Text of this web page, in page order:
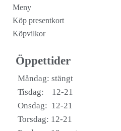
Meny
Köp presentkort
Köpvilkor
Öppettider
Måndag: stängt
Tisdag: 12-21
Onsdag: 12-21
Torsdag: 12-21